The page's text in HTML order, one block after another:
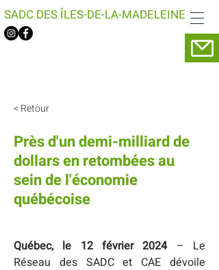
SADC DES ÎLES-DE-LA-MADELEINE
< Retour
Près d'un demi-milliard de
dollars en retombées au
sein de l'économie
québécoise
Québec, le 12 février 2024 – Le
Réseau des SADC et CAE dévoile